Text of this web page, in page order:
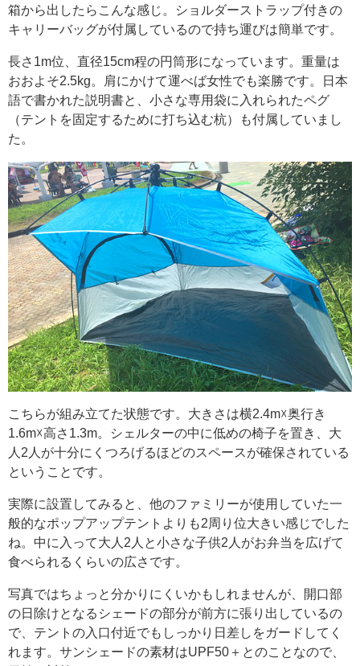
箱から出したらこんな感じ。ショルダーストラップ付きの
キャリーバッグが付属しているので持ち運びは簡単です。
長さ1m位、直径15cm程の円筒形になっています。重量は
おおよそ2.5kg。肩にかけて運べば女性でも楽勝です。日本
語で書かれた説明書と、小さな専用袋に入れられたペグ
（テントを固定するために打ち込む杭）も付属していまし
た。
こちらが組み立てた状態です。大きさは横2.4m☓奥行き
1.6m☓高さ1.3m。シェルターの中に低めの椅子を置き、大
人2人が十分にくつろげるほどのスペースが確保されている
ということです。
実際に設置してみると、他のファミリーが使用していた一
般的なポップアップテントよりも2周り位大きい感じでした
ね。中に入って大人2人と小さな子供2人がお弁当を広げて
食べられるくらいの広さです。
写真ではちょっと分かりにくいかもしれませんが、開口部
の日除けとなるシェードの部分が前方に張り出しているの
で、テントの入口付近でもしっかり日差しをガードしてく
れます。サンシェードの素材はUPF50＋とのことなので、